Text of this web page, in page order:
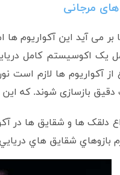
مرجانی
بر می آید این آکواریوم ها
يک اکوسيستم کامل
از آکواريوم ها لازم
بازسازی شوند. که
دلقک ها و شقایق ها در
بازوهاي شقايق هاي